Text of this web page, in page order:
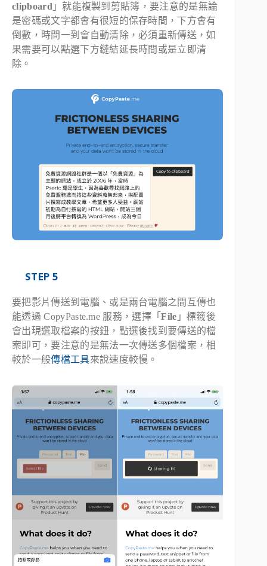
clipboard 」就能複製到剪貼簿，要注意的是無論
是密碼或文字都會有很短的保存時間，下方會有
倒數，時間一到會自動清除，必須重新傳送，如
果需要可以點選下方鏈結延長時間或是立即清
除。
STEP 5
要把影片傳送到電腦、或是兩台電腦之間互傳也
能透過 CopyPaste.me 服務，選擇「File 」標籤後
會出現選取檔案的按鈕，點選後找到要傳送的檔
案即可，要注意的是無法一次傳送多個檔案，相
較於一般傳檔工具來說速度較慢。